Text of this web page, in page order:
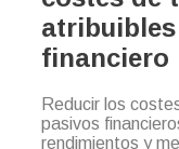
financiero
Reducir los
pasivos
rendimientos y